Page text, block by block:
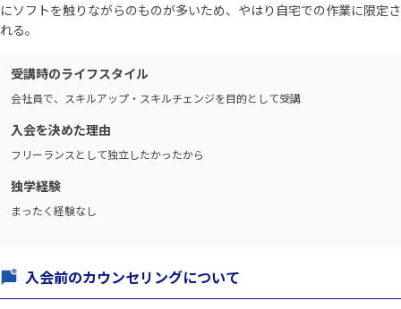
にソフトを触りながらのものが多いため、やはり自宅での作業に限定さ
れる。
受講時のライフスタイル
会社員で、スキルアップ・スキルチェンジを目的として受講
入会を決めた理由
フリーランスとして独立したかったから
独学経験
まったく経験なし
入会前のカウンセリングについて